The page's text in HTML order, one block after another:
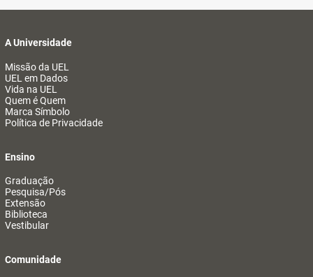
A Universidade
Missão da UEL
UEL em Dados
Vida na UEL
Quem é Quem
Marca Símbolo
Política de Privacidade
Ensino
Graduação
Pesquisa/Pós
Extensão
Biblioteca
Vestibular
Comunidade